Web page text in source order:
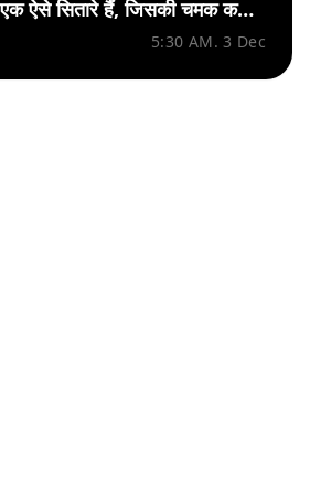
एक ऐसे सितारे हैं, जिसकी चमक कभी
5:30 AM. 3 Dec